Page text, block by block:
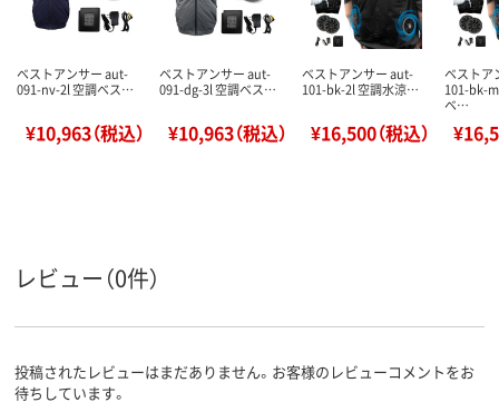
ベストアンサー aut-
091-nv-2l 空調ベス…
¥10,963（税込）
ベストアンサー aut-
091-dg-3l 空調ベス…
¥10,963（税込）
ベストアンサー aut-
101-bk-2l 空調水涼…
¥16,500（税込）
ベストア
101-bk-
ベ…
レビュー（0件）
投稿されたレビューはまだありません。お客様のレビューコメントをお
待ちしています。